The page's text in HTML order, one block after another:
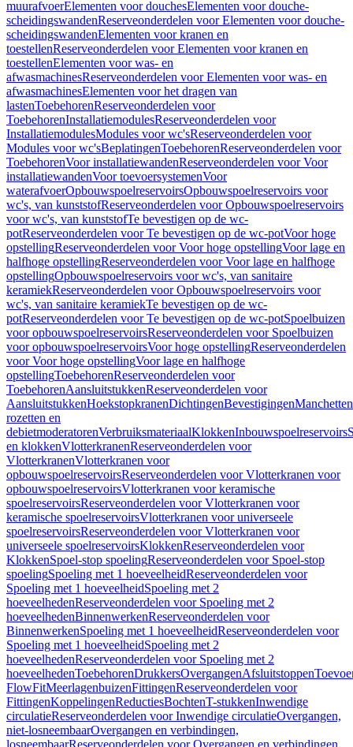
muurafvoerElementen voor douchesElementen voor douche-
scheidingswandenReserveonderdelen voor Elementen voor douche-
scheidingswandenElementen voor kranen en
toestellenReserveonderdelen voor Elementen voor kranen en
toestellenElementen voor was- en
afwasmachinesReserveonderdelen voor Elementen voor was- en
afwasmachinesElementen voor het dragen van
lastenToebehorenReserveonderdelen voor
ToebehorenInstallatiemodulesReserveonderdelen voor
InstallatiemodulesModules voor wc'sReserveonderdelen voor
Modules voor wc'sBeplatingenToebehorenReserveonderdelen voor
ToebehorenVoor installatiewandenReserveonderdelen voor Voor
installatiewandenVoor toevoersystemenVoor
waterafvoerOpbouwspoelreservoirsOpbouwspoelreservoirs voor
wc's, van kunststofReserveonderdelen voor Opbouwspoelreservoirs
voor wc's, van kunststofTe bevestigen op de wc-
potReserveonderdelen voor Te bevestigen op de wc-potVoor hoge
opstellingReserveonderdelen voor Voor hoge opstellingVoor lage en
halfhoge opstellingReserveonderdelen voor Voor lage en halfhoge
opstellingOpbouwspoelreservoirs voor wc's, van sanitaire
keramiekReserveonderdelen voor Opbouwspoelreservoirs voor
wc's, van sanitaire keramiekTe bevestigen op de wc-
potReserveonderdelen voor Te bevestigen op de wc-potSpoelbuizen
voor opbouwspoelreservoirsReserveonderdelen voor Spoelbuizen
voor opbouwspoelreservoirsVoor hoge opstellingReserveonderdelen
voor Voor hoge opstellingVoor lage en halfhoge
opstellingToebehorenReserveonderdelen voor
ToebehorenAansluitstukkenReserveonderdelen voor
AansluitstukkenHoekstopkranenDichtingenBevestigingenManchetten
rozetten en
debietmoderatorenVerbruiksmateriaalKlokkenInbouwspoelreservoirs
en klokkenVlotterkranenReserveonderdelen voor
VlotterkranenVlotterkranen voor
opbouwspoelreservoirsReserveonderdelen voor Vlotterkranen voor
opbouwspoelreservoirsVlotterkranen voor keramische
spoelreservoirsReserveonderdelen voor Vlotterkranen voor
keramische spoelreservoirsVlotterkranen voor universeele
spoelreservoirsReserveonderdelen voor Vlotterkranen voor
universeele spoelreservoirsKlokkenReserveonderdelen voor
KlokkenSpoel-stop spoelingReserveonderdelen voor Spoel-stop
spoelingSpoeling met 1 hoeveelheidReserveonderdelen voor
Spoeling met 1 hoeveelheidSpoeling met 2
hoeveelhedenReserveonderdelen voor Spoeling met 2
hoeveelhedenBinnenwerkenReserveonderdelen voor
BinnenwerkenSpoeling met 1 hoeveelheidReserveonderdelen voor
Spoeling met 1 hoeveelheidSpoeling met 2
hoeveelhedenReserveonderdelen voor Spoeling met 2
hoeveelhedenToebehorenDrukkersOvergangenAfsluitstoppen
FlowFitMeerlagenbuizenFittingenReserveonderdelen voor
FittingenKoppelingenReductiesBochtenT-stukkenInwendige
circulatieReserveonderdelen voor Inwendige circulatieOvergangen,
niet-losneembaarOvergangen en verbindingen,
losneembaarReserveonderdelen voor Overgangen en verbindingen,